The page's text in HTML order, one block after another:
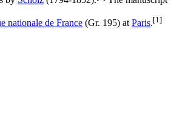
nationale de France (Gr. 195) atParis.[1]